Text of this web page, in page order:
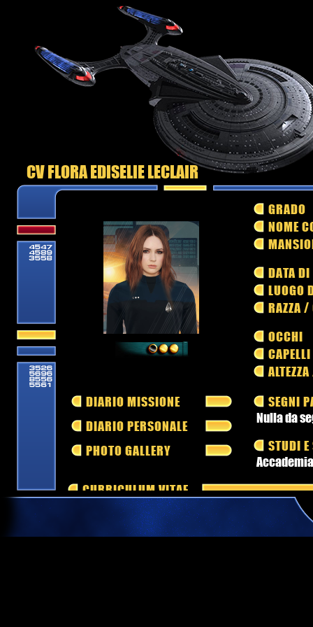
CV FLORA EDISELIE LECLAIR
GRADO
NOME
DATA
LUOGO
RAZZA /
OCCHI
CAPELLI
DIARIO MISSIONE
DIARIO PERSONALE
PHOTO GALLERY
SEGNI
Nulla da
STUDI
CURRICULUM VITAE
...clicca per visualizzare...